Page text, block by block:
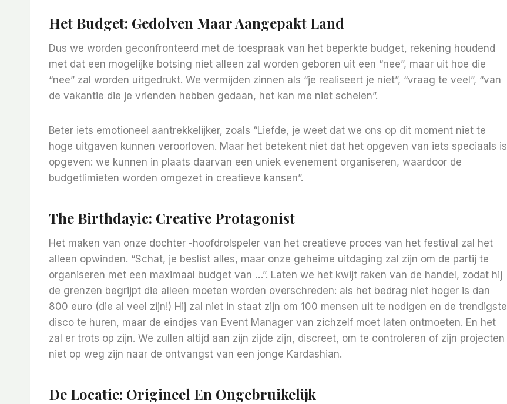
Het Budget: Gedolven Maar Aangepakt Land
Dus we worden geconfronteerd met de toespraak van het beperkte budget, rekening houdend
met dat een mogelijke botsing niet alleen zal worden geboren uit een “nee”, maar uit hoe die
“nee” zal worden uitgedrukt. We vermijden zinnen als “je realiseert je niet”, “vraag te veel”, “van
de vakantie die je vrienden hebben gedaan, het kan me niet schelen”.
Beter iets emotioneel aantrekkelijker, zoals “Liefde, je weet dat we ons op dit moment niet te
hoge uitgaven kunnen veroorloven. Maar het betekent niet dat het opgeven van iets speciaals is
opgeven: we kunnen in plaats daarvan een uniek evenement organiseren, waardoor de
budgetlimieten worden omgezet in creatieve kansen”.
The Birthdayic: Creative Protagonist
Het maken van onze dochter -hoofdrolspeler van het creatieve proces van het festival zal het
alleen opwinden. “Schat, je beslist alles, maar onze geheime uitdaging zal zijn om de partij te
organiseren met een maximaal budget van …”. Laten we het kwijt raken van de handel, zodat hij
de grenzen begrijpt die alleen moeten worden overschreden: als het bedrag niet hoger is dan
800 euro (die al veel zijn!) Hij zal niet in staat zijn om 100 mensen uit te nodigen en de trendigste
disco te huren, maar de eindjes van Event Manager van zichzelf moet laten ontmoeten. En het
zal er trots op zijn. We zullen altijd aan zijn zijde zijn, discreet, om te controleren of zijn projecten
niet op weg zijn naar de ontvangst van een jonge Kardashian.
De Locatie: Origineel En Ongebruikelijk